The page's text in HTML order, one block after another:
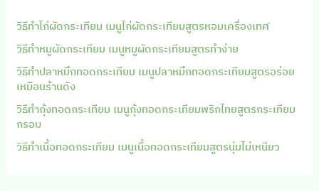
วิธีทำไก่ผัดกระเทียม เมนูไก่ผัดกระเทียมสูตรหอมเครื่องเทศ
วิธีทำหมูผัดกระเทียม เมนูหมูผัดกระเทียมสูตรทำง่าย
วิธีทำปลาหมึกทอดกระเทียม เมนูปลาหมึกทอดกระเทียมสูตรอร่อย
เหมือนร้านดัง
วิธีทำกุ้งทอดกระเทียม เมนูกุ้งทอดกระเทียมพริกไทยสูตรกระเทียม
กรอบ
วิธีทำเนื้อทอดกระเทียม เมนูเนื้อทอดกระเทียมสูตรนุ่มไม่เหนียว